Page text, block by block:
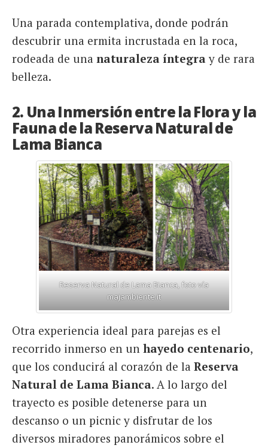
Una parada contemplativa, donde podrán
descubrir una ermita incrustada en la roca,
rodeada de una naturaleza íntegra y de rara
belleza.
2. Una Inmersión entre la Flora y la
Fauna de la Reserva Natural de
Lama Bianca
Reserva Natural de Lama Bianca, foto vía
majambiente.it
Otra experiencia ideal para parejas es el
recorrido inmerso en un hayedo centenario,
que los conducirá al corazón de la Reserva
Natural de Lama Bianca. A lo largo del
trayecto es posible detenerse para un
descanso o un picnic y disfrutar de los
diversos miradores panorámicos sobre el